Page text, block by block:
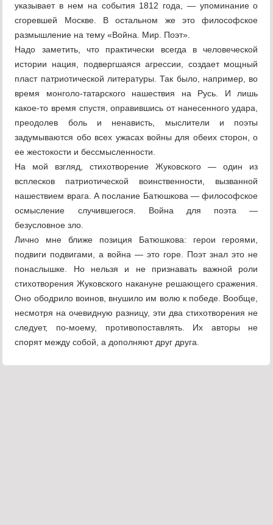
указывает в нем на события 1812 года, — упоминание о
сгоревшей Москве. В остальном же это философское
размышление на тему «Война. Мир. Поэт».
Надо заметить, что практически всегда в человеческой
истории нация, подвергшаяся агрессии, создает мощный
пласт патриотической литературы. Так было, например, во
время монголо-татарского нашествия на Русь. И лишь
какое-то время спустя, оправившись от нанесенного удара,
преодолев боль и ненависть, мыслители и поэты
задумываются обо всех ужасах войны для обеих сторон, о
ее жестокости и бессмысленности.
На мой взгляд, стихотворение Жуковского — один из
всплесков патриотической воинственности, вызванной
нашествием врага. А послание Батюшкова — философское
осмысление случившегося. Война для поэта —
безусловное зло.
Лично мне ближе позиция Батюшкова: герои героями,
подвиги подвигами, а война — это горе. Поэт знал это не
понаслышке. Но нельзя и не признавать важной роли
стихотворения Жуковского накануне решающего сражения.
Оно ободрило воинов, внушило им волю к победе. Вообще,
несмотря на очевидную разницу, эти два стихотворения не
следует, по-моему, противопоставлять. Их авторы не
спорят между собой, а дополняют друг друга.